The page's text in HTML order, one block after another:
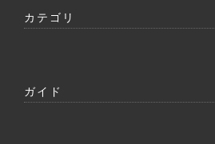
カテゴリ
ガイド